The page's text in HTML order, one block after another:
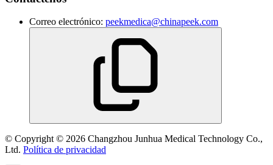
Correo electrónico: peekmedica@chinapeek.com
© Copyright © 2026 Changzhou Junhua Medical Technology Co.,
Ltd. Política de privacidad